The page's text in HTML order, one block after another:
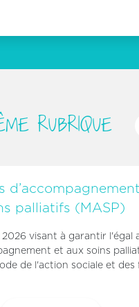
RUBRIQUE
palliatifs (MASP)
2026 visant à garantir l'égal
et aux soins
de l'action sociale et des